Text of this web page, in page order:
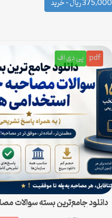
375,000 ریال – خرید
pdf پی دی اف
دانلود جامع‌ترین بسته سوالات
استخدامی ها (به همراه پاسخ